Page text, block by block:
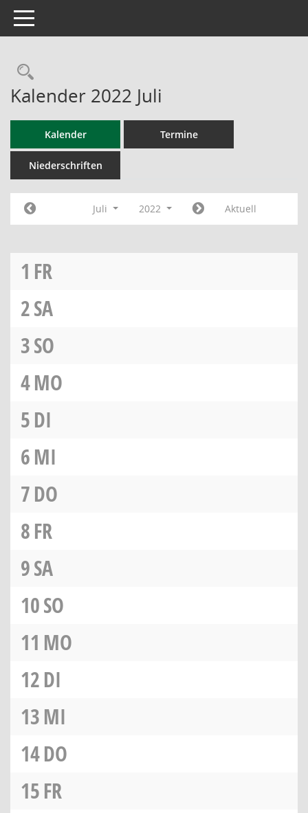
Toggle navigation
Rechercheauswahl
Kalender 2022 Juli
Kalender Termine
Niederschriften
Juli 2022 Aktuell
1 FR
2SA
3SO
4MO
5DI
6MI
7DO
8FR
9SA
10SO
11 MO
12DI
13MI
14DO
15FR